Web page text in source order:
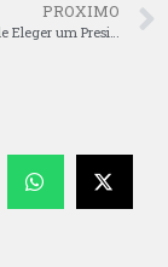
PROXIMO
A Importância de Eleger um Presidente com Responsabilidade em um País de Dimensões Continentais